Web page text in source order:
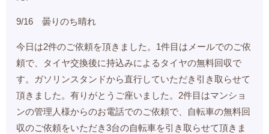
9/16 曇りのち晴れ
今日は2件のご依頼を頂きました。1件目はメールでのご依
頼で、タイヤ交換後に持込みによるタイヤの無料回収で
す。ガソリンスタンドから直行していただき引き取らせて
頂きました。有りがとうご座いました。2件目はマンショ
ンの管理人様からのお電話でのご依頼で、自転車の無料回
収のご依頼をいただき3台の自転車を引き取らせて頂きま